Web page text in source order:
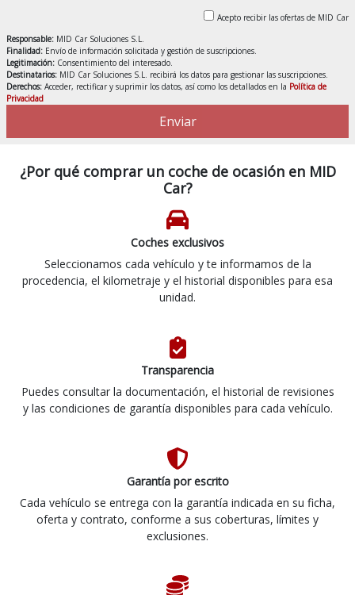
Acepto recibir las ofertas de MID Car
Responsable: MID Car Soluciones S.L.
Finalidad: Envío de información solicitada y gestión de suscripciones.
Legitimación: Consentimiento del interesado.
Destinatarios: MID Car Soluciones S.L. recibirá los datos para gestionar las suscripciones.
Derechos: Acceder, rectificar y suprimir los datos, así como los detallados en la Política de
Privacidad
Enviar
¿Por qué comprar un coche de ocasión en MID
Car?
Coches exclusivos
Seleccionamos cada vehículo y te informamos de la
procedencia, el kilometraje y el historial disponibles para esa
unidad.
Transparencia
Puedes consultar la documentación, el historial de revisiones
y las condiciones de garantía disponibles para cada vehículo.
Garantía por escrito
Cada vehículo se entrega con la garantía indicada en su ficha,
oferta y contrato, conforme a sus coberturas, límites y
exclusiones.